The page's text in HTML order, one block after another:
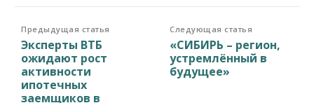
Предыдущая статья
Эксперты ВТБ
ожидают рост
активности
ипотечных
заемщиков в
Следующая статья
«СИБИРЬ – регион,
устремлённый в
будущее»